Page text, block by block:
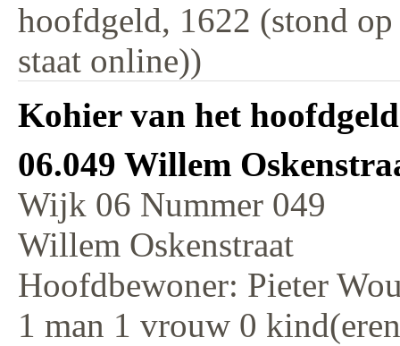
hoofdgeld, 1622 (stond
staat online))
Kohier van het
06.049 Willem
Wijk 06 Nummer 049
Willem Oskenstraat
Hoofdbewoner: Pieter
1 man 1 vrouw 0